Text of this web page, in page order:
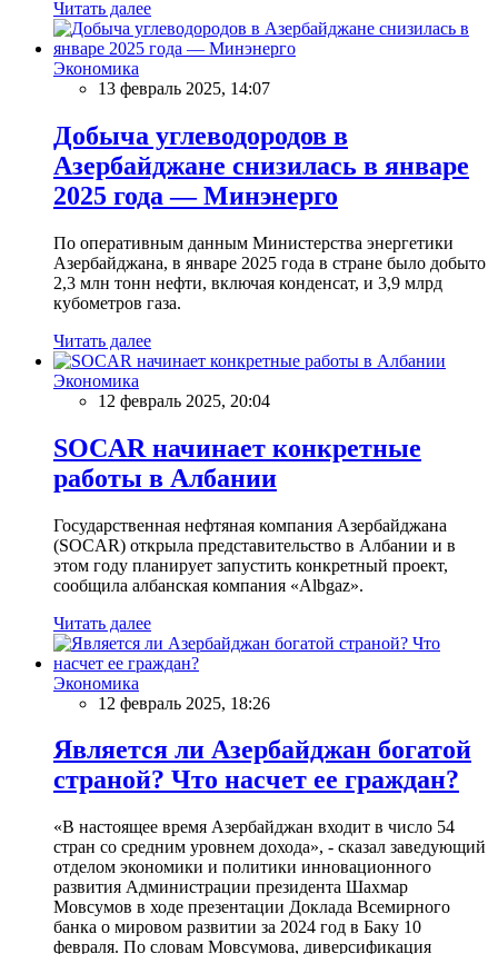
Читать далее
Экономика
13 февраль 2025, 14:07
Добыча углеводородов в
Азербайджане снизилась в январе
2025 года — Минэнерго
По оперативным данным Министерства энергетики
Азербайджана, в январе 2025 года в стране было добыто
2,3 млн тонн нефти, включая конденсат, и 3,9 млрд
кубометров газа.
Читать далее
Экономика
12 февраль 2025, 20:04
SOCAR начинает конкретные
работы в Албании
Государственная нефтяная компания Азербайджана
(SOCAR) открыла представительство в Албании и в
этом году планирует запустить конкретный проект,
сообщила албанская компания «Albgaz».
Читать далее
Экономика
12 февраль 2025, 18:26
Является ли Азербайджан богатой
страной? Что насчет ее граждан?
«В настоящее время Азербайджан входит в число 54
стран со средним уровнем дохода», - сказал заведующий
отделом экономики и политики инновационного
развития Администрации президента Шахмар
Мовсумов в ходе презентации Доклада Всемирного
банка о мировом развитии за 2024 год в Баку 10
февраля. По словам Мовсумова, диверсификация